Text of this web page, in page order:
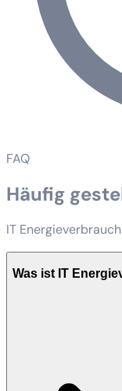
FAQ
Häufig
IT
Was ist IT